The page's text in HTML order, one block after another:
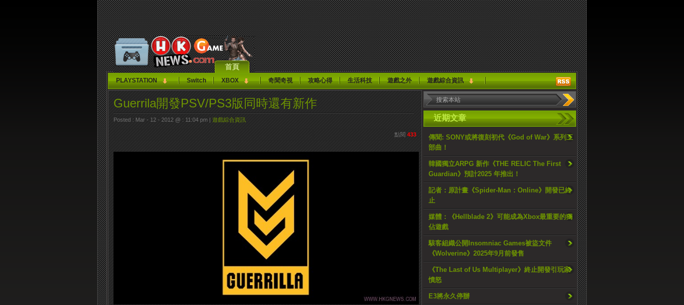
首頁
PLAYSTATION Switch XBOX 奇聞奇視 攻略心得 生活科技 遊戲之外 遊戲綜合資訊
近期文章
傳聞: SONY或將復刻初代《God of War》系列三
部曲！
韓國獨立ARPG 新作《THE RELIC The First
Guardian》預計2025 年推出！
記者：原計畫《Spider-Man：Online》開發已終
止
媒體：《Hellblade 2》可能成為Xbox最重要的獨
佔遊戲
駭客組織公開Insomniac Games被盜文件
《Wolverine》2025年9月前發售
《The Last of Us Multiplayer》終止開發引玩家
憤怒
E3將永久停辦
Guerrila開發PSV/PS3版同時還有新作
Posted : Mar - 12 - 2012 @ : 11:04 pm | 遊戲綜合資訊
點閱 433